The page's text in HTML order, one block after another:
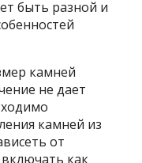
быть разной и
камней
не дает
камней из
от
как